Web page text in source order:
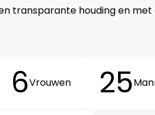
transparante houding en
6Vrouwen 25